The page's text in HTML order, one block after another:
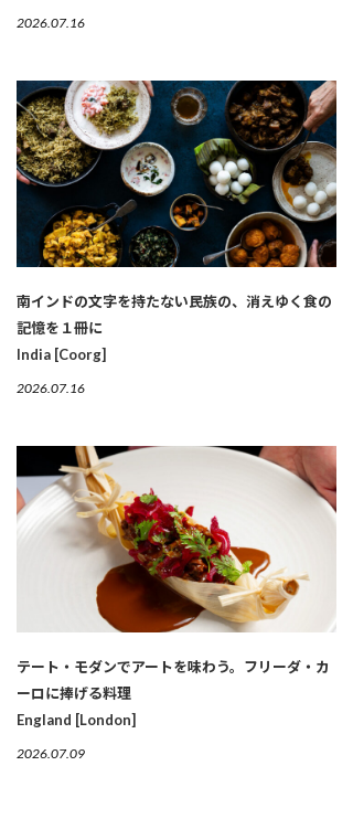
2026.07.16
南インドの文字を持たない民族の、消えゆく食の
記憶を１冊に
India [Coorg]
2026.07.16
テート・モダンでアートを味わう。フリーダ・カ
ーロに捧げる料理
England [London]
2026.07.09